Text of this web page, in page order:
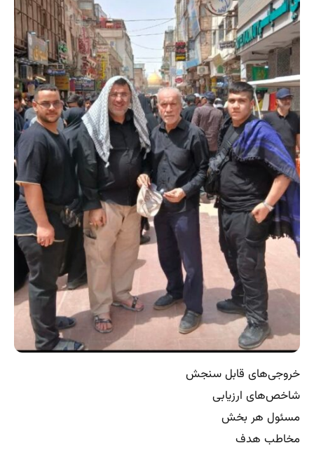
خروجی‌های قابل سنجش
شاخص‌های ارزیابی
مسئول هر بخش
مخاطب هدف